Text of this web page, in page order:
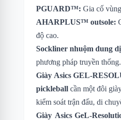
PGUARD™: Gia cố
AHARPLUS™ outsole:
độ cao.
Sockliner nhuộm dung
phương pháp truyền thống.
Giày Asics GEL-
pickleball cần một đôi
kiểm soát trận đấu, di
Giày Asics GeL-